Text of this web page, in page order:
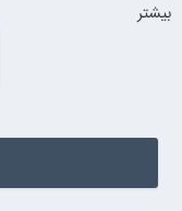
بيشتر